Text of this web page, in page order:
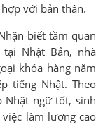
với bản thân.
biết tầm quan
Nhật Bản, nhà
khóa hàng năm
tiếng Nhật. Theo
Nhật ngữ tốt, sinh
làm lương cao